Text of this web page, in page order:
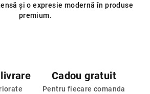
și o expresie modernă în produse
premium.
Cadou gratuit
Pentru fiecare comanda